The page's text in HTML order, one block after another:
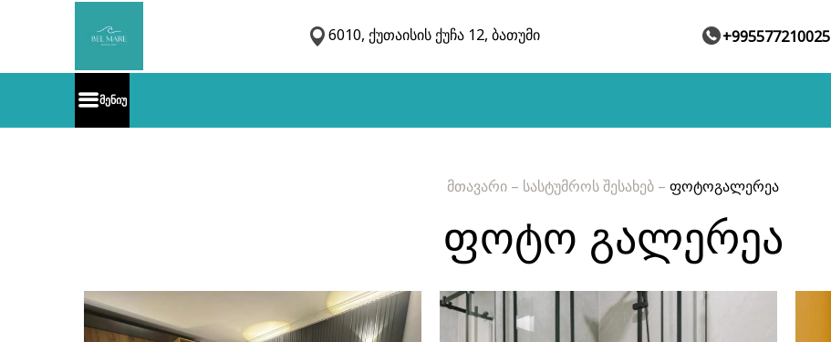
6010, ქუთაისის ქუჩა 12, ბათუმი +995577210025
მენიუ
მთავარი – სასტუმროს შესახებ – ფოტოგალერეა
ფოტო გალერეა